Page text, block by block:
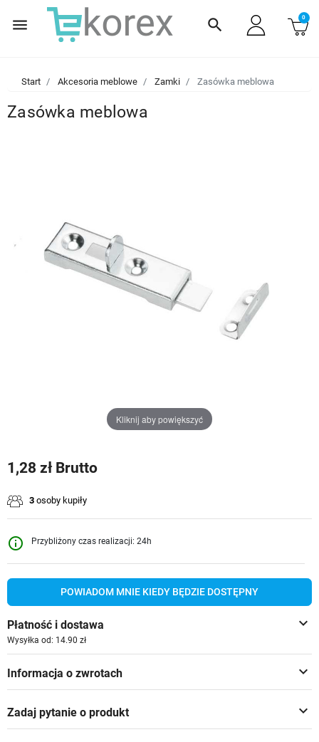
menu search 0
Start Akcesoria meblowe Zamki Zasówka meblowa
Zasówka meblowa
Kliknij aby powiększyć
1,28 zł Brutto
3 osoby kupiły
info_outline Przybliżony czas realizacji: 24h
POWIADOM MNIE KIEDY BĘDZIE DOSTĘPNY
keyboard_arrow_down
Płatność i dostawa
Wysyłka od: 14.90 zł
keyboard_arrow_down
Informacja o zwrotach
keyboard_arrow_down
Zadaj pytanie o produkt